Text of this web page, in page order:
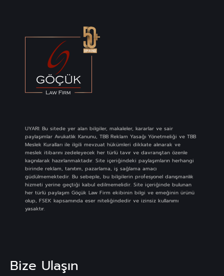
UYARI: Bu sitede yer alan bilgiler, makaleler, kararlar ve sair
paylaşımlar Avukatlık Kanunu, TBB Reklam Yasağı Yönetmeliği ve TBB
Meslek Kuralları ile ilgili mevzuat hükümleri dikkate alınarak ve
meslek itibarını zedeleyecek her türlü tavır ve davranıştan özenle
kaçınılarak hazırlanmaktadır. Site içeriğindeki paylaşımların herhangi
birinde reklam, tanıtım, pazarlama, iş sağlama amacı
güdülmemektedir. Bu sebeple, bu bilgilerin profesyonel danışmanlık
hizmeti yerine geçtiği kabul edilmemelidir. Site içeriğinde bulunan
her türlü paylaşım Göçük Law Firm ekibinin bilgi ve emeğinin ürünü
olup, FSEK kapsamında eser niteliğindedir ve izinsiz kullanımı
yasaktır.
Bize Ulaşın